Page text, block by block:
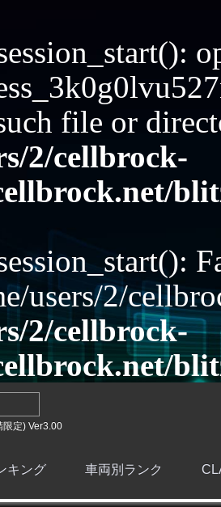
file or
2/cellbrock-
users/2/
2/cellbrock-
限定) Ver3.00
キング 車両別ランク